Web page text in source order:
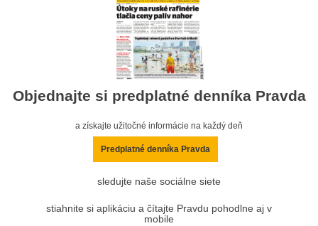
Objednajte si predplatné denníka Pravda
a získajte užitočné informácie na každý deň
Predplatné denníka Pravda
sledujte naše sociálne siete
stiahnite si aplikáciu a čítajte Pravdu pohodlne aj v
mobile